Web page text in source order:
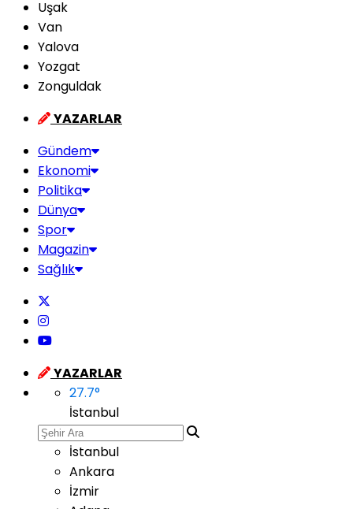
Uşak
Van
Yalova
Yozgat
Zonguldak
YAZARLAR
Gündem
Ekonomi
Politika
Dünya
Spor
Magazin
Sağlık
YAZARLAR
27.7°
İstanbul
İstanbul
Ankara
İzmir